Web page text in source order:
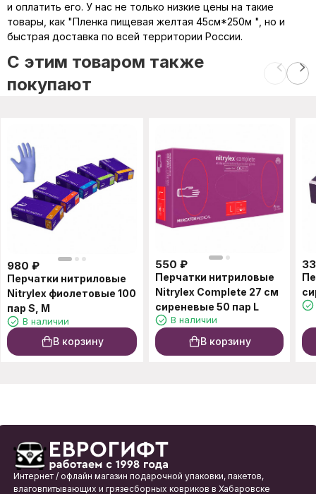
и оплатить его. У нас не только низкие цены на такие
товары, как "Пленка пищевая желтая 45см*250м ", но и
быстрая доставка по всей территории России.
C этим товаром также
покупают
980 ₽
Перчатки нитриловые
Nitrylex фиолетовые 100
пар S, M
В наличии
В корзину
550 ₽
Перчатки нитриловые
Nitrylex Complete 27 см
сиреневые 50 пар L
В наличии
В корзину
Интернет / офлайн магазин подарочной упаковки, пакетов,
влаговпитывающих и грязесборных ковриков в Хабаровске